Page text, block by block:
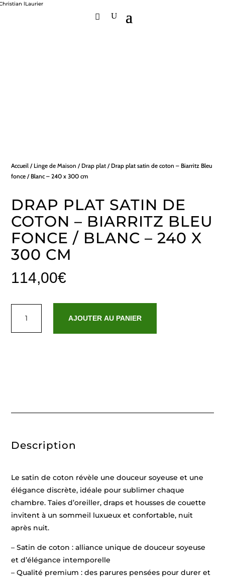
Accueil / Linge de Maison / Drap plat / Drap plat satin de coton – Biarritz Bleu
fonce / Blanc – 240 x 300 cm
DRAP PLAT SATIN DE
COTON – BIARRITZ BLEU
FONCE / BLANC – 240 X
300 CM
114,00€
240
AJOUTER AU PANIER
Description
Le satin de coton révèle une douceur soyeuse et une
élégance discrète, idéale pour sublimer chaque
chambre. Taies d’oreiller, draps et housses de couette
invitent à un sommeil luxueux et confortable, nuit
après nuit.
– Satin de coton : alliance unique de douceur soyeuse
et d’élégance intemporelle
– Qualité premium : des parures pensées pour durer et